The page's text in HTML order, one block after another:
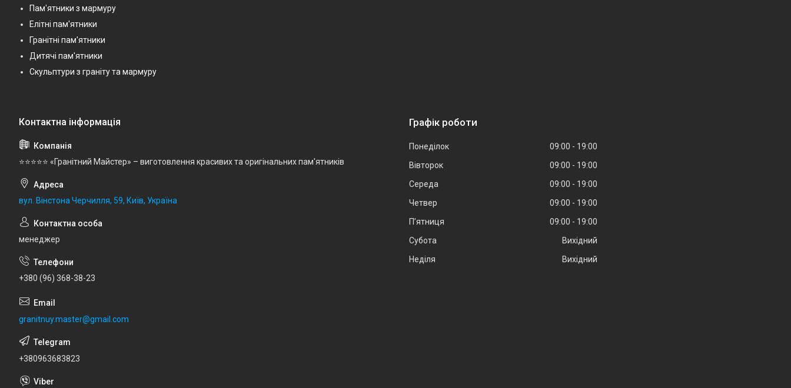
Пам'ятники з мармуру
Елітні пам'ятники
Гранітні пам'ятники
Дитячі пам'ятники
Скульптури з граніту та мармуру
⭐⭐⭐⭐⭐ «Гранітний Майстер» – виготовлення красивих та оригінальних пам'ятників
вул. Вінстона Черчилля, 59, Київ, Україна
менеджер
+380 (96) 368-38-23
granitnuy.master@gmail.com
+380963683823
Графік роботи
Понеділок 09:00
19:00
Вівторок
09:00
19:00
Середа
09:00
19:00
Четвер
09:00
19:00
Пʼятниця
09:00
19:00
Субота
Вихідний
Неділя
Вихідний